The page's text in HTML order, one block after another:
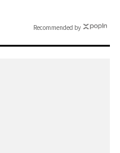
Recommended by